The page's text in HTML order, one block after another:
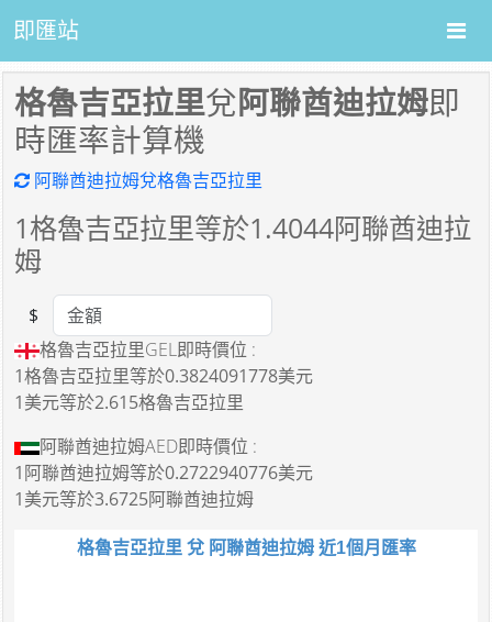
即匯站
格魯吉亞拉里兌阿聯酋迪拉姆即
時匯率計算機
阿聯酋迪拉姆兌格魯吉亞拉里
1格魯吉亞拉里等於1.4044阿聯酋迪拉
姆
Amount
$
格魯吉亞拉里GEL即時價位 :
1格魯吉亞拉里等於0.3824091778美元
1美元等於2.615格魯吉亞拉里
阿聯酋迪拉姆AED即時價位 :
1阿聯酋迪拉姆等於0.2722940776美元
1美元等於3.6725阿聯酋迪拉姆
格魯吉亞拉里 兌 阿聯酋迪拉姆 近1個月匯率